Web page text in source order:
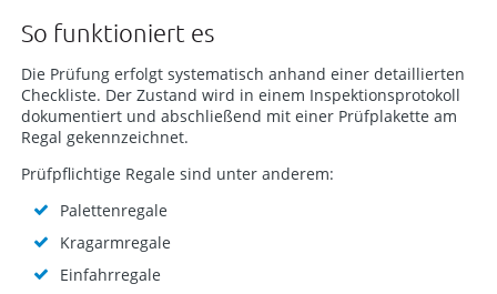
So funktioniert es
Die Prüfung erfolgt systematisch anhand einer detaillierten
Checkliste. Der Zustand wird in einem Inspektionsprotokoll
dokumentiert und abschließend mit einer Prüfplakette am
Regal gekennzeichnet.
Prüfpflichtige Regale sind unter anderem:
Palettenregale
Kragarmregale
Einfahrregale